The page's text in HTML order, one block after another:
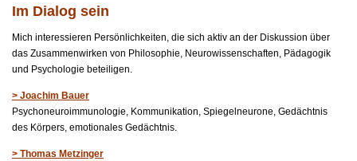
Im Dialog sein
Mich interessieren Persönlichkeiten, die sich aktiv an der Diskussion über
das Zusammenwirken von Philosophie, Neurowissenschaften, Pädagogik
und Psychologie beteiligen.
> Joachim Bauer
Psychoneuroimmunologie, Kommunikation, Spiegelneurone, Gedächtnis
des Körpers, emotionales Gedächtnis.
> Thomas Metzinger